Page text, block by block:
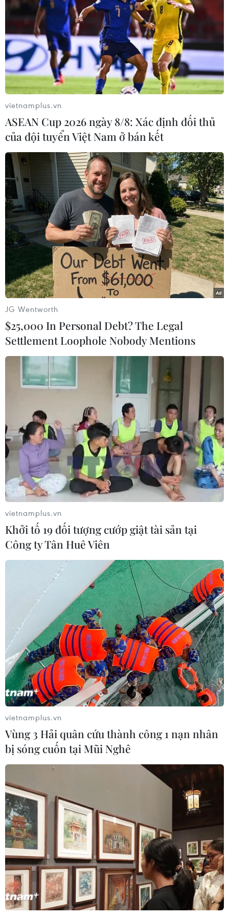
nhân tạo
(TTXVN/Vietnam+)
#Hội nghị ASEAN #Bình đẳng giới
#AICHR
#nhân quyền
#kinh doanh Malaysia
Theo dõi VietnamPlus
TIN LIÊN QUAN
Sự hội nhập kinh tế của ASEAN thúc đẩy
hệ thống tài chính độc lập của khu vực
28/06/2025 12:33
Chuyên gia Malaysia cho rằng sự hội nhập kinh tế sâu
rộng giữa các thành viên ASEAN sẽ thúc đẩy xây dựng
hệ thống tài chính độc lập của khu vực, duy trì sự ổn
định giá trị đồng nội tệ Đông Nam Á.
Việt Nam hiện thức hóa cam kết thúc đẩy
bình đẳng giới và trao quyền cho phụ nữ
29/11/2024 07:52
Việt Nam được đánh giá là một trong các quốc gia
Đông Nam Á có tốc độ khắc phục khoảng cách giới
nhanh nhất trong vòng 30 năm trở lại đây, quyền bình
vietnamplus.vn
ASEAN Cup 2026 ngày 8/8: Xác định đối thủ
của đội tuyển Việt Nam ở bán kết
JG Wentworth
$25,000 In Personal Debt? The Legal
Settlement Loophole Nobody Mentions
vietnamplus.vn
Khởi tố 19 đối tượng cướp giật tài sản tại
Công ty Tân Huê Viên
vietnamplus.vn
Vùng 3 Hải quân cứu thành công 1 nạn nhân
bị sóng cuốn tại Mũi Nghê